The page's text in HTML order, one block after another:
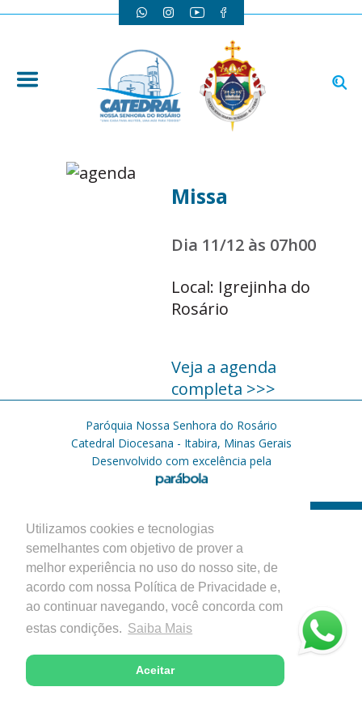
Utilizamos cookies e tecnologias
semelhantes com objetivo de prover a
melhor experiência no uso do nosso site, de
acordo com nossa Política de Privacidade e,
ao continuar navegando, você concorda com
estas condições. Saiba Mais
Aceitar
Missa
Dia 11/12 às 07h00
Local: Igrejinha do
Rosário
Veja a agenda
completa >>>
Paróquia Nossa Senhora do Rosário
Catedral Diocesana - Itabira, Minas Gerais
Desenvolvido com excelência pela